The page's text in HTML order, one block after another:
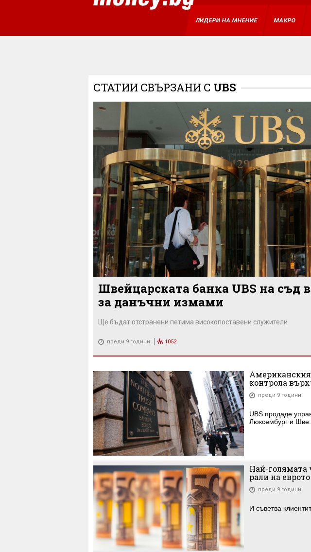
ЛИДЕРИ НА МНЕНИЕ МАКРО
СТАТИИ СВЪРЗАНИ С UBS
Швейцарската банка UBS на съд
за данъчни измами
Ще бъдат отстранени петима високопоставени служители
преди 9 години 1052
контрола
преди 9 години
UBS продаде
Люксембург и Шве...
Най-голямата
рали на еврото
преди 9 години
И съветва